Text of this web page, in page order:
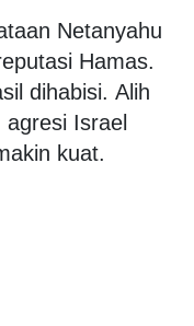
Netanyahu
Hamas.
dihabisi. Alih
Israel
kuat.